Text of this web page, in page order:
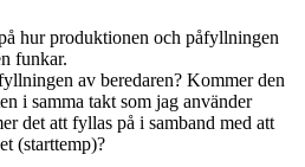
hur produktionen och påfyllningen
funkar.
av beredaren? Kommer den
i samma takt som jag använder
det att fyllas på i samband med att
(starttemp)?